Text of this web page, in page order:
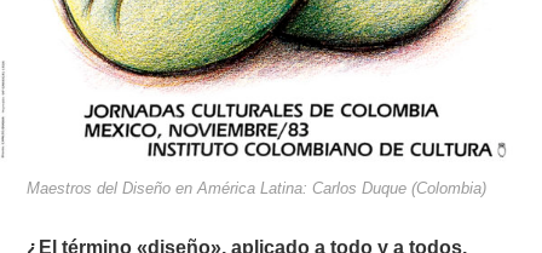
Maestros del Diseño en América Latina: Carlos Duque (Colombia)
¿El término «diseño», aplicado a todo y a todos,